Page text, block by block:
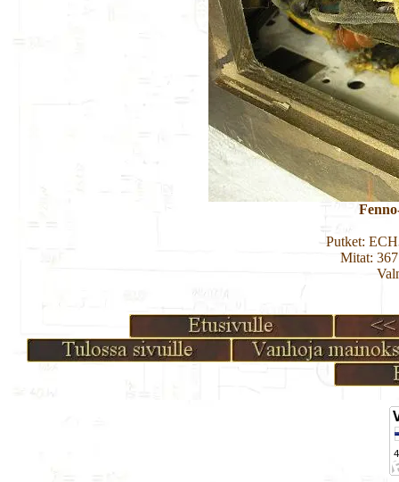
Putket:
Mitat: